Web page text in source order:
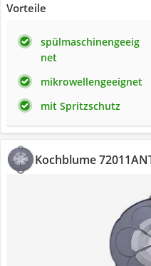
Vorteile
spülmaschinengeeig
net
mikrowellengeeignet
mit Spritzschutz
Kochblume